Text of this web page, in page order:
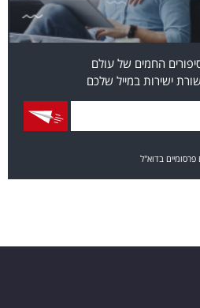
החמים של עולם
ישירות במייל שלכם
פרסומיים בדוא"ל